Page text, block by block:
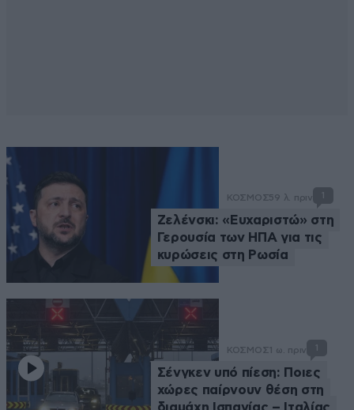
ΚΟΣΜΟΣ59 λ. πριν
Ζελένσκι: «Ευχαριστώ» στη
Γερουσία των ΗΠΑ για τις
κυρώσεις στη Ρωσία
ΚΟΣΜΟΣ 1 ω. πριν 1
Σένγκεν υπό πίεση: Ποιες
χώρες παίρνουν θέση στη
διαμάχη Ισπανίας – Ιταλίας